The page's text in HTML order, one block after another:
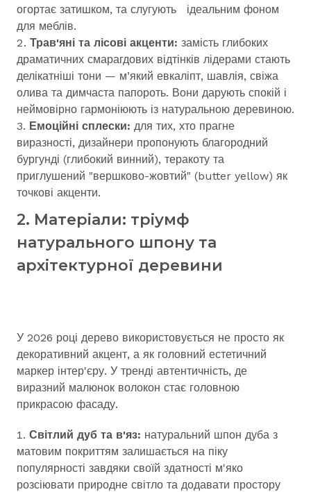
огортає затишком, та слугують ідеальним фоном
для меблів.
Трав'яні та лісові акценти: замість глибоких
драматичних смарагдових відтінків лідерами стають
делікатніші тони — м’який евкаліпт, шавлія, свіжа
олива та димчаста папороть. Вони дарують спокій і
неймовірно гармоніюють із натуральною деревиною.
Емоційні сплески: для тих, хто прагне
виразності, дизайнери пропонують благородний
бургунді (глибокий винний), теракоту та
приглушений "вершково-жовтий" (butter yellow) як
точкові акценти.
2. Матеріали: тріумф
натурального шпону та
архітектурної деревини
У 2026 році дерево використовується не просто як
декоративний акцент, а як головний естетичний
маркер інтер'єру. У тренді автентичність, де
виразний малюнок волокон стає головною
прикрасою фасаду.
Світлий дуб та в'яз: натуральний шпон дуба з
матовим покриттям залишається на піку
популярності завдяки своїй здатності м'яко
розсіювати природне світло та додавати простору